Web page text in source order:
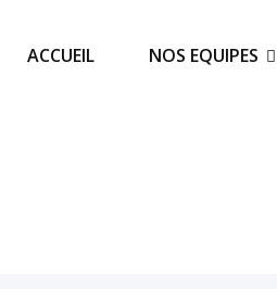
ACCUEIL NOS EQUIPES